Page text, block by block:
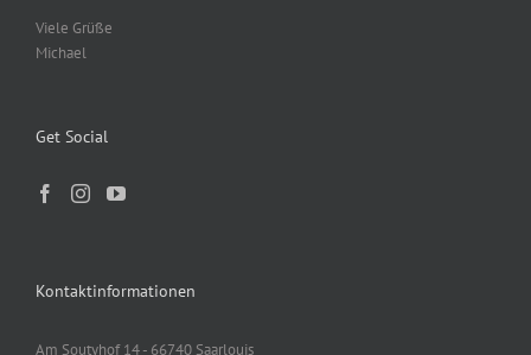
Viele Grüße
Michael
Get Social
Kontaktinformationen
Am Soutyhof 14 - 66740 Saarlouis